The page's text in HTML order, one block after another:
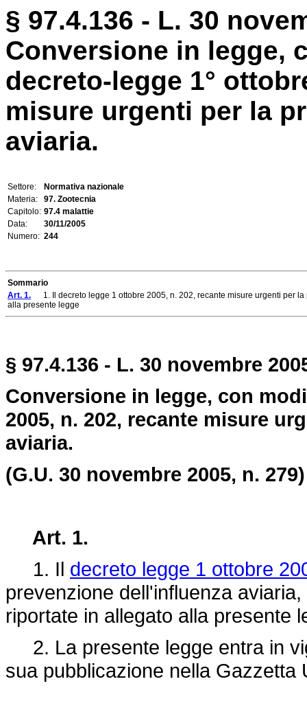
§ 97.4.136 - L. 30
Conversione in legge,
decreto-legge 1°
misure urgenti per la
aviaria.
Settore:
Normativa nazionale
Materia:
97. Zootecnia
Capitolo: 97.4 malattie
Data:
30/11/2005
Numero: 244
Sommario
Art. 1. 1. Il decreto legge 1 ottobre 2005, n. 202, recante misure urgenti per
alla presente legge
§ 97.4.136 - L. 30 novembre
Conversione in legge, con
2005, n. 202, recante misure
aviaria.
(G.U. 30 novembre 2005, n. 279)
Art. 1.
1. Il decreto legge 1 ottobre
prevenzione dell'influenza
riportate in allegato alla presente
2. La presente legge entra in
sua pubblicazione nella Gazzetta